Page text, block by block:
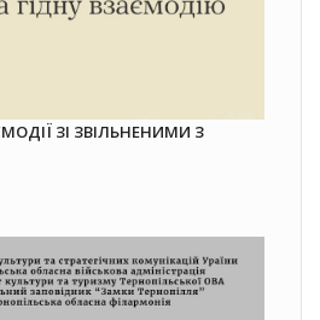
ЗІ ЗВІЛЬНЕНИМИ З